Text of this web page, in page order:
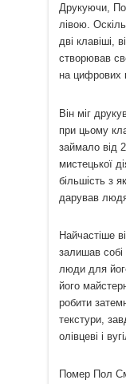
Друкуючи,
лівою.
дві клавіші,
створював
на цифрових
Він міг
при цьому
займало від
мистецької
більшість з
дарував
Найчастіше
залишав собі
люди для
його
робити
текстури,
олівцеві і
Помер Пол